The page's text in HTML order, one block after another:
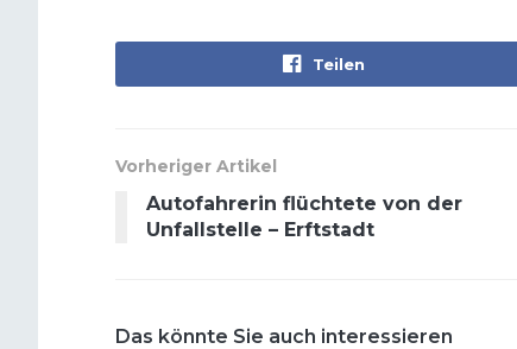
Teilen
Vorheriger Artikel
Autofahrerin flüchtete von der
Unfallstelle – Erftstadt
Das könnte Sie auch interessieren